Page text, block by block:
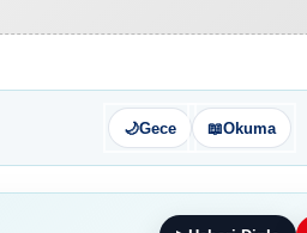
🌙Gece 📖Okuma